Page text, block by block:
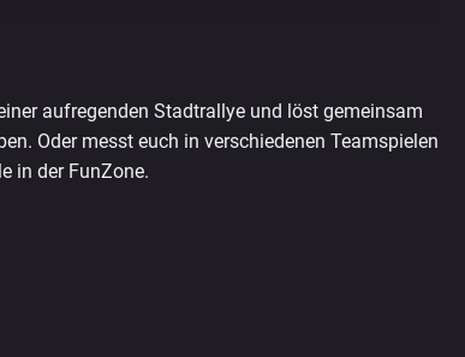
aufregenden Stadtrallye und löst gemeinsam
Oder messt euch in verschiedenen Teamspielen
in der FunZone.